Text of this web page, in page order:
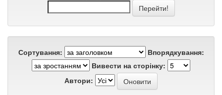
Сортування:
Впорядкування:
Вивести на сторінку:
Автори: